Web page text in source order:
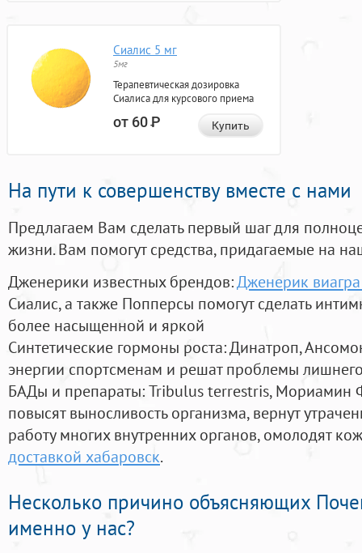
Сиалис 5 мг
5мг
Терапевтическая дозировка
Сиалиса для курсового приема
от 60Р Купить
На пути к совершенству вместе с нами
Предлагаем Вам сделать первый шаг для
жизни. Вам помогут средства, придагаемые на
Дженерики известных брендов:Дженерик
Сиалис, а также Попперсы помогут сделать
более насыщенной и яркой
Синтетические гормоны роста: Динатроп,
энергии спортсменам и решат проблемы
БАДы и препараты:Tribulus terrestris, Мориамин
повысят выносливость организма, вернут
работу многих внутренних органов, омолодят
доставкой хабаровск.
Несколько причино объясняющих
именно у нас?